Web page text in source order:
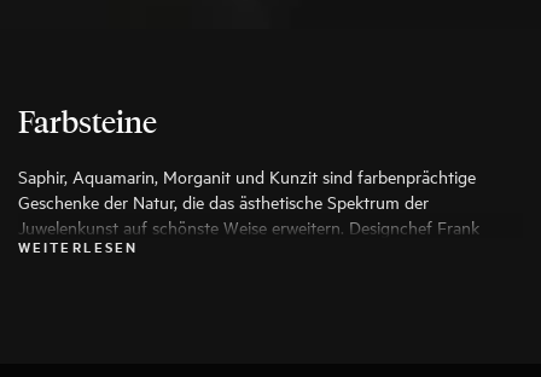
Farbsteine
Saphir, Aquamarin, Morganit und Kunzit sind farbenprächtige
Geschenke der Natur, die das ästhetische Spektrum der
Juwelenkunst auf schönste Weise erweitern. Designchef Frank
Maier wählt für seine Arbeiten ausschließlich die besten Exemplare
WEITERLESEN